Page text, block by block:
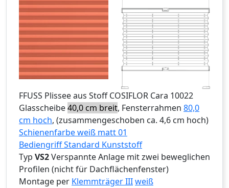
FFUSS Plissee aus Stoff COSIFLOR Cara 10022
Glasscheibe40,0 cm breit, Fensterrahmen 80,0
cm hoch, (zusammengeschoben ca. 4,6 cm hoch)
Schienenfarbe weiß matt 01
Bediengriff Standard Kunststoff
Typ VS2Verspannte Anlage mit zwei beweglichen
Profilen (nicht für Dachflächenfenster)
Montage per Klemmträger IIIweiß